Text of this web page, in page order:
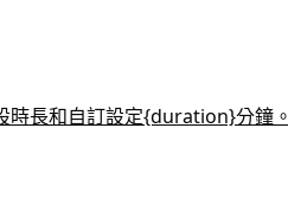
時長和自訂設定{duration}分鐘。